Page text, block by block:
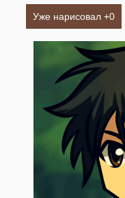
Уже нарисовал +0